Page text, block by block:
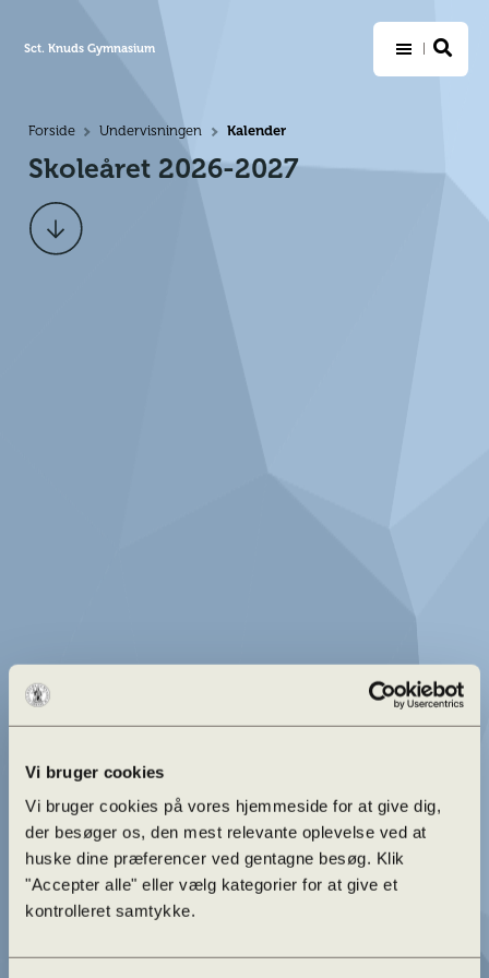
Vi bruger cookies
Vi bruger cookies på vores hjemmeside for at give dig,
der besøger os, den mest relevante oplevelse ved at
huske dine præferencer ved gentagne besøg. Klik
"Accepter alle" eller vælg kategorier for at give et
kontrolleret samtykke.
Sct. Knuds Gymnasium
Forside >Undervisningen >Kalender
Skoleåret 2026-2027
Scroll